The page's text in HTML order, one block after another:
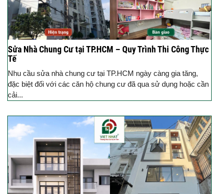
Sửa Nhà Chung Cư tại TP.HCM – Quy Trình Thi Công Thực
Tế
Nhu cầu sửa nhà chung cư tại TP.HCM ngày càng gia tăng,
đặc biệt đối với các căn hộ chung cư đã qua sử dụng hoặc cần
cải...